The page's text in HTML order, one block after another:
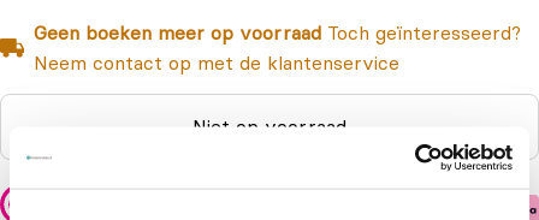
Geen boeken meer op voorraad Toch geïnteresseerd?
Neem contact op met de klantenservice
Niet op voorraad